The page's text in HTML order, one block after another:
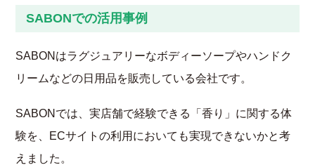
SABONでの活用事例
SABONはラグジュアリーなボディーソープやハンドク
リームなどの日用品を販売している会社です。
SABONでは、実店舗で経験できる「香り」に関する体
験を、ECサイトの利用においても実現できないかと考
えました。